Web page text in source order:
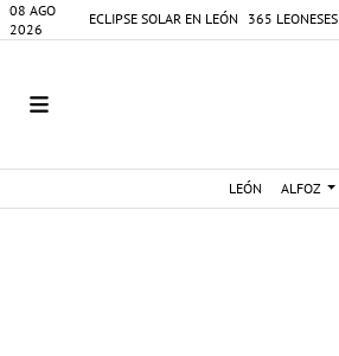
08 AGO
2026
ECLIPSE SOLAR EN LEÓN 365 LEONESES
LEÓN ALFOZ